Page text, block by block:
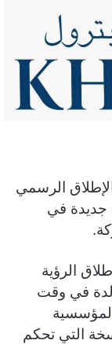
الرسمي
جديدة في
الرؤية
في وقت
التي تحكم